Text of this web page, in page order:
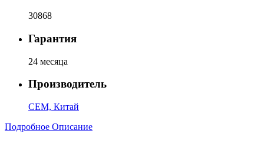
30868
Гарантия
24 месяца
Производитель
CEM, Китай
Подробное Описание